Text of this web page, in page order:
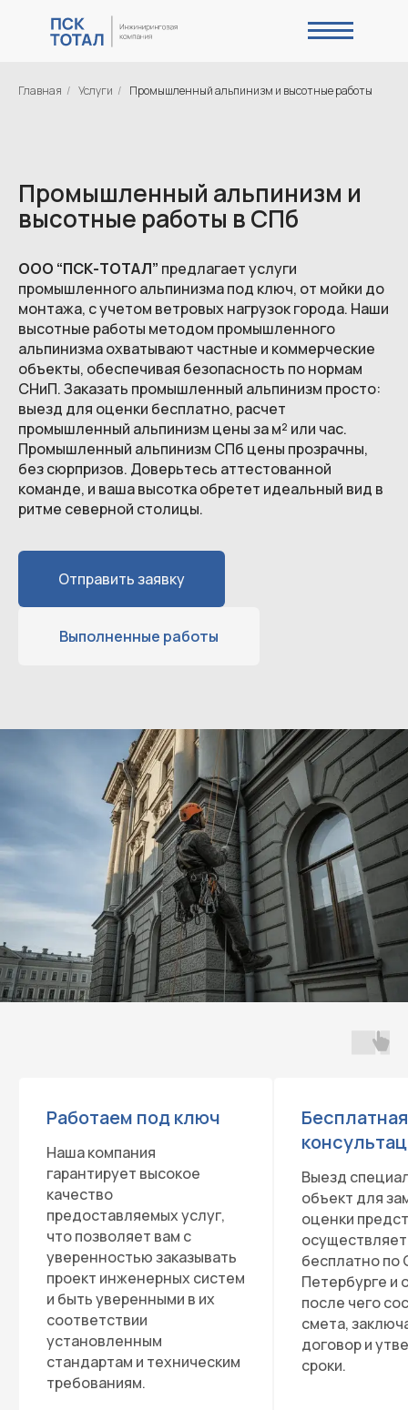
Главная / Услуги / Промышленный альпинизм и высотные работы
Промышленный альпинизм и
высотные работы в СПб
ООО “ПСК-ТОТАЛ” предлагает услуги
промышленного альпинизма под ключ, от мойки до
монтажа, с учетом ветровых нагрузок города. Наши
высотные работы методом промышленного
альпинизма охватывают частные и коммерческие
объекты, обеспечивая безопасность по нормам
СНиП. Заказать промышленный альпинизм просто:
выезд для оценки бесплатно, расчет
промышленный альпинизм цены за м² или час.
Промышленный альпинизм СПб цены прозрачны,
без сюрпризов. Доверьтесь аттестованной
команде, и ваша высотка обретет идеальный вид в
ритме северной столицы.
Отправить заявку
Выполненные работы
Работаем под ключ
Наша компания
гарантирует высокое
качество
предоставляемых услуг,
что позволяет вам с
уверенностью заказывать
проект инженерных систем
и быть уверенными в их
соответствии
установленным
стандартам и техническим
требованиям.
Бесплатная
Выезд
объект для
оценки
бесплатно по
Петербурге и
после чего
смета,
договор и
сроки.